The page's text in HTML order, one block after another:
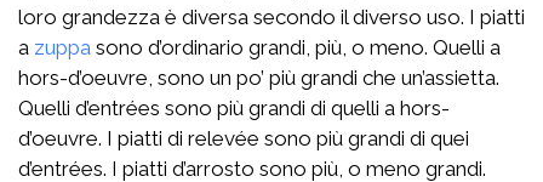
loro grandezza è diversa secondo il diverso uso. I piatti
a zuppa sono d’ordinario grandi, più, o meno. Quelli a
hors-d’oeuvre, sono un po’ più grandi che un’assietta.
Quelli d’entrées sono più grandi di quelli a hors-
d’oeuvre. I piatti di relevée sono più grandi di quei
d’entrées. I piatti d’arrosto sono più, o meno grandi.